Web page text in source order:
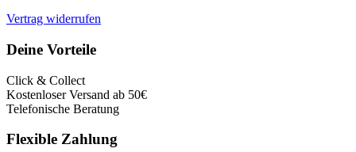
Vertrag widerrufen
Deine Vorteile
Click & Collect
Kostenloser Versand ab 50€
Telefonische Beratung
Flexible Zahlung